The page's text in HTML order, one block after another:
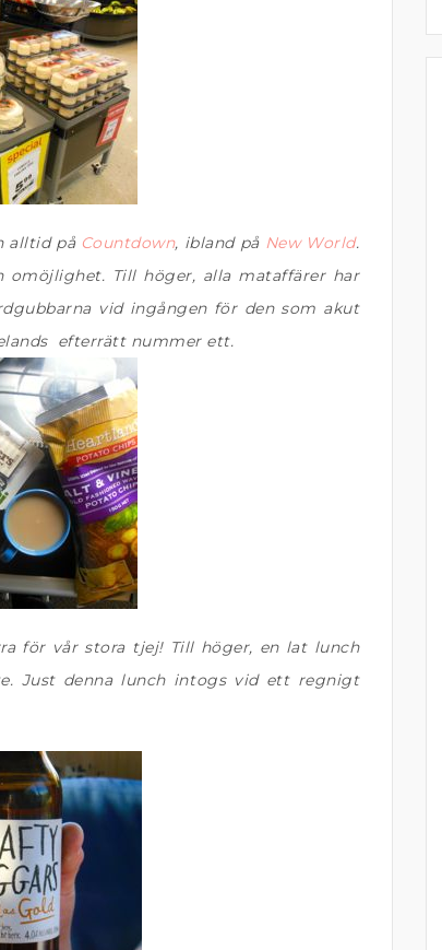
alltid på Countdown, ibland på New World.
Till höger, alla mataffärer har
vid ingången för den som akut
efterrätt nummer ett.
för vår stora tjej! Till höger, en lat lunch
Just denna lunch intogs vid ett regnigt